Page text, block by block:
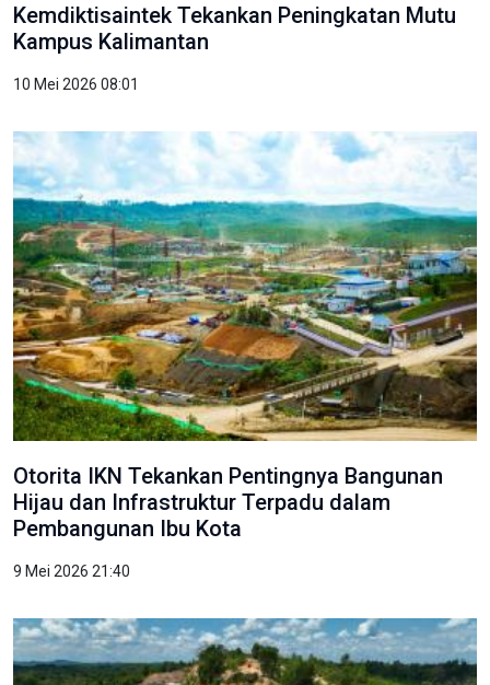
Kemdiktisaintek Tekankan Peningkatan Mutu
Kampus Kalimantan
10 Mei 2026 08:01
Otorita IKN Tekankan Pentingnya Bangunan
Hijau dan Infrastruktur Terpadu dalam
Pembangunan Ibu Kota
9 Mei 2026 21:40